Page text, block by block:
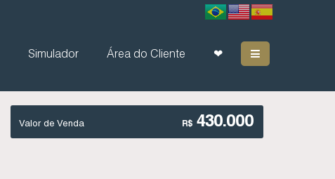
❤
Área do Cliente
Simulador
R$ 430.000
Valor de Venda